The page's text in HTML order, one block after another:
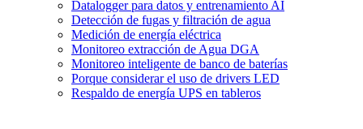
Datalogger para datos y entrenamiento AI
Detección de fugas y filtración de agua
Medición de energía eléctrica
Monitoreo extracción de Agua DGA
Monitoreo inteligente de banco de baterías
Porque considerar el uso de drivers LED
Respaldo de energía UPS en tableros